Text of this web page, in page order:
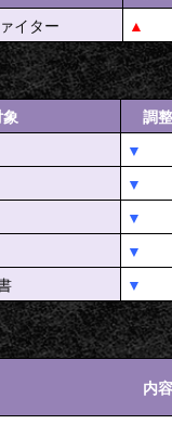
イター ▲
調整
▼
▼
▼
▼
▼
内容